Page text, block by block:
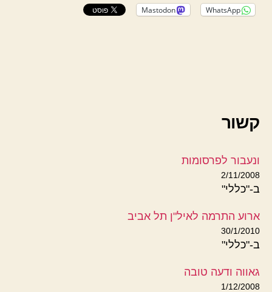
WhatsApp
Mastodon
קשור
ונעבור לפרסומות
2/11/2008
ב-"כללי"
ארוע התרמה לאיל"ן תל אביב
30/1/2010
ב-"כללי"
גאווה ודעה טובה
1/12/2008